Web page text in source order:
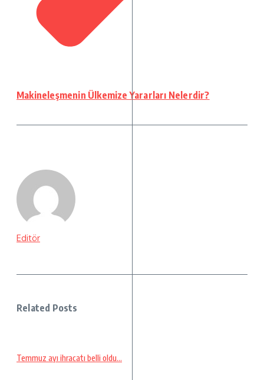
Makineleşmenin Ülkemize Yararları Nelerdir?
Editör
Related Posts
Temmuz ayı ihracatı belli oldu…